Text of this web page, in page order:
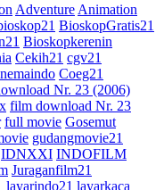
Adventure Animation
BioskopGratis21
Bioskopkerenin
Cekih21 cgv21
Coeg21
Nr. 23 (2006)
film download Nr. 23
full movie Gosemut
gudangmovie21
IDNXXI INDOFILM
Juraganfilm21
layarindo21 layarkaca